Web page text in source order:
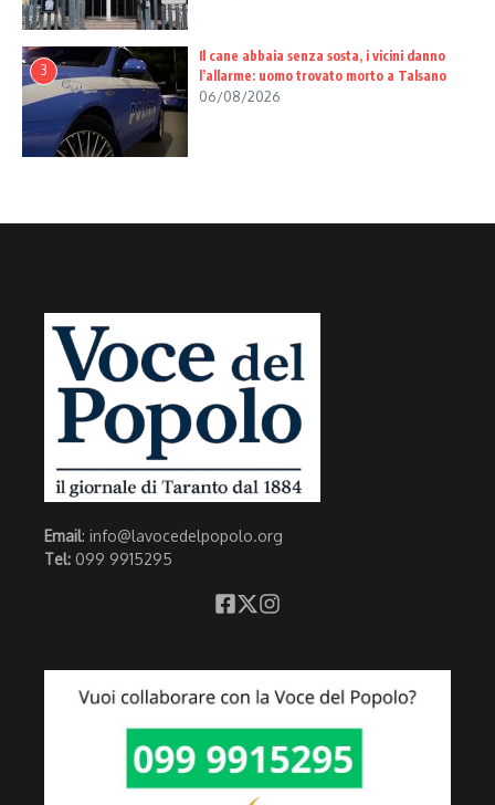
3
Il cane abbaia senza sosta, i vicini danno
l’allarme: uomo trovato morto a Talsano
06/08/2026
Email: info@lavocedelpopolo.org
Tel: 099 9915295